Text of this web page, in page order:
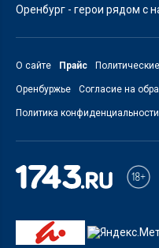
Оренбург - герои рядом с
О сайте Прайс
Оренбуржье Согласие на
Политика конфиденциальности